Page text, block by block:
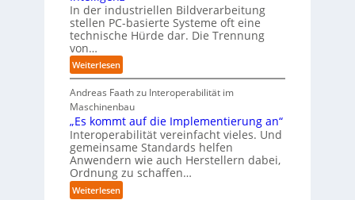
g
e
n
n
C
a
s
c
h
n
d
m
B
i
t
k
In der industriellen Bildverarbeitung
stellen PC-basierte Systeme oft eine
technische Hürde dar. Die Trennung
von…
Weiterlesen:
P
r
ä
z
i
s
e
2
D
Andreas Faath zu Interoperabilität im
Maschinenbau
„Es kommt auf die Implementierung an“
Interoperabilität vereinfacht vieles. Und
gemeinsame Standards helfen
Anwendern wie auch Herstellern dabei,
Ordnung zu schaffen…
Weiterlesen: